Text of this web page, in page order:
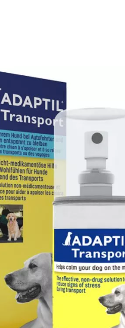
hilft Reisen, Autofahrten,
und besonders für
bereits vorhandenes,
Bellen und Jaulen während des
kann direkt aufgesprüht
Zusammen­setzung